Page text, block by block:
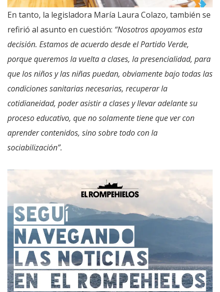
En tanto, la legisladora María Laura Colazo, también se
refirió al asunto en cuestión: “Nosotros apoyamos esta
decisión. Estamos de acuerdo desde el Partido Verde,
porque queremos la vuelta a clases, la presencialidad, para
que los niños y las niñas puedan, obviamente bajo todas las
condiciones sanitarias necesarias, recuperar la
cotidianeidad, poder asistir a clases y llevar adelante su
proceso educativo, que no solamente tiene que ver con
aprender contenidos, sino sobre todo con la
sociabilización”.